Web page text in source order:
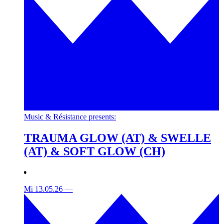
Music & Résistance presents:
TRAUMA GLOW (AT) & SWELLE
(AT) & SOFT GLOW (CH)
Mi 13.05.26 —